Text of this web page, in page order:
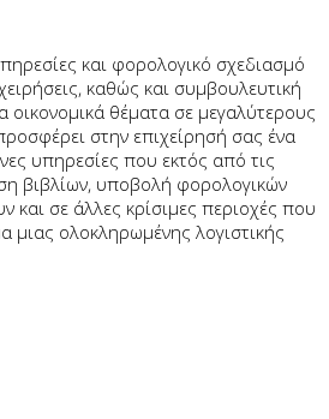
και φορολογικό σχεδιασμό
καθώς και συμβουλευτική
οικονομικά θέματα σε μεγαλύτερους
στην επιχείρησή σας ένα
υπηρεσίες που εκτός από τις
βιβλίων, υποβολή φορολογικών
και σε άλλες κρίσιμες περιοχές που
ολοκληρωμένης λογιστικής